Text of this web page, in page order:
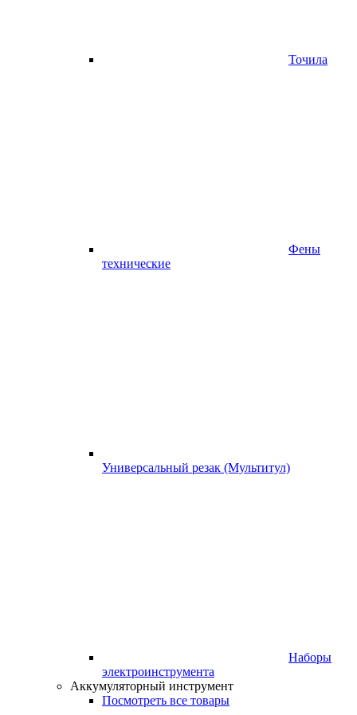
Точила
Фены
технические
Универсальный резак (Мультитул)
Наборы
электроинструмента
Аккумуляторный инструмент
Посмотреть все товары